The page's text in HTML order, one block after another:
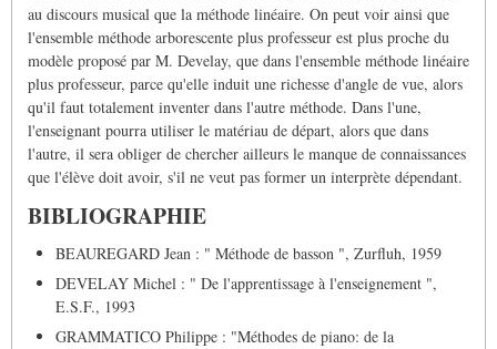
au discours musical que la méthode linéaire. On peut voir ainsi que
l'ensemble méthode arborescente plus professeur est plus proche du
modèle proposé par M. Develay, que dans l'ensemble méthode linéaire
plus professeur, parce qu'elle induit une richesse d'angle de vue, alors
qu'il faut totalement inventer dans l'autre méthode. Dans l'une,
l'enseignant pourra utiliser le matériau de départ, alors que dans
l'autre, il sera obliger de chercher ailleurs le manque de connaissances
que l'élève doit avoir, s'il ne veut pas former un interprète dépendant.
BIBLIOGRAPHIE
BEAUREGARD Jean : " Méthode de basson ", Zurfluh, 1959
DEVELAY Michel : " De l'apprentissage à l'enseignement ",
E.S.F., 1993
GRAMMATICO Philippe : "Méthodes de piano: de la